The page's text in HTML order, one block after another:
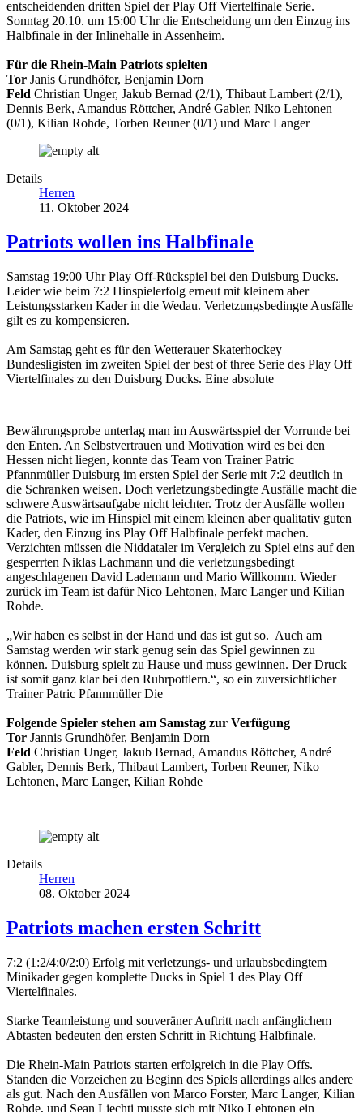
entscheidenden dritten Spiel der Play Off Viertelfinale Serie.
Sonntag 20.10. um 15:00 Uhr die Entscheidung um den Einzug ins
Halbfinale in der Inlinehalle in Assenheim.
Für die Rhein-Main Patriots spielten
Tor Janis Grundhöfer, Benjamin Dorn
Feld Christian Unger, Jakub Bernad (2/1), Thibaut Lambert (2/1),
Dennis Berk, Amandus Röttcher, André Gabler, Niko Lehtonen
(0/1), Kilian Rohde, Torben Reuner (0/1) und Marc Langer
Details
Herren
11. Oktober 2024
Patriots wollen ins Halbfinale
Samstag 19:00 Uhr Play Off-Rückspiel bei den Duisburg Ducks.
Leider wie beim 7:2 Hinspielerfolg erneut mit kleinem aber
Leistungsstarken Kader in die Wedau. Verletzungsbedingte Ausfälle
gilt es zu kompensieren.
Am Samstag geht es für den Wetterauer Skaterhockey
Bundesligisten im zweiten Spiel der best of three Serie des Play Off
Viertelfinales zu den Duisburg Ducks. Eine absolute
Bewährungsprobe unterlag man im Auswärtsspiel der Vorrunde bei
den Enten. An Selbstvertrauen und Motivation wird es bei den
Hessen nicht liegen, konnte das Team von Trainer Patric
Pfannmüller Duisburg im ersten Spiel der Serie mit 7:2 deutlich in
die Schranken weisen. Doch verletzungsbedingte Ausfälle macht die
schwere Auswärtsaufgabe nicht leichter. Trotz der Ausfälle wollen
die Patriots, wie im Hinspiel mit einem kleinen aber qualitativ guten
Kader, den Einzug ins Play Off Halbfinale perfekt machen.
Verzichten müssen die Niddataler im Vergleich zu Spiel eins auf den
gesperrten Niklas Lachmann und die verletzungsbedingt
angeschlagenen David Lademann und Mario Willkomm. Wieder
zurück im Team ist dafür Nico Lehtonen, Marc Langer und Kilian
Rohde.
„Wir haben es selbst in der Hand und das ist gut so. Auch am
Samstag werden wir stark genug sein das Spiel gewinnen zu
können. Duisburg spielt zu Hause und muss gewinnen. Der Druck
ist somit ganz klar bei den Ruhrpottlern.“, so ein zuversichtlicher
Trainer Patric Pfannmüller Die
Folgende Spieler stehen am Samstag zur Verfügung
Tor Jannis Grundhöfer, Benjamin Dorn
Feld Christian Unger, Jakub Bernad, Amandus Röttcher, André
Gabler, Dennis Berk, Thibaut Lambert, Torben Reuner, Niko
Lehtonen, Marc Langer, Kilian Rohde
Details
Herren
08. Oktober 2024
Patriots machen ersten Schritt
7:2 (1:2/4:0/2:0) Erfolg mit verletzungs- und urlaubsbedingtem
Minikader gegen komplette Ducks in Spiel 1 des Play Off
Viertelfinales.
Starke Teamleistung und souveräner Auftritt nach anfänglichem
Abtasten bedeuten den ersten Schritt in Richtung Halbfinale.
Die Rhein-Main Patriots starten erfolgreich in die Play Offs.
Standen die Vorzeichen zu Beginn des Spiels allerdings alles andere
als gut. Nach den Ausfällen von Marco Forster, Marc Langer, Kilian
Rohde, und Sean Liechti musste sich mit Niko Lehtonen ein